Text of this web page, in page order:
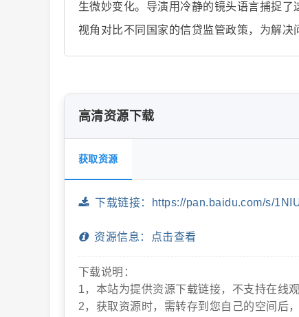
片
抖
生微妙变化。导演用冷静的镜头语言捕捉
视角对比不同国家的信贷监管政策，为解决
高清资源下载
获取资源
下载链接：https://pan.baidu.com/s/
资源信息：点击查看
下载说明：
1，本站为提供资源下载链接，不支持在线观
2，获取资源时，需转存到您自己的空间后